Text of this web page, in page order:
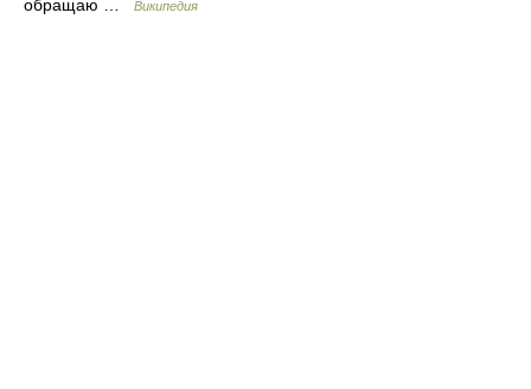
обращаю …
Википедия